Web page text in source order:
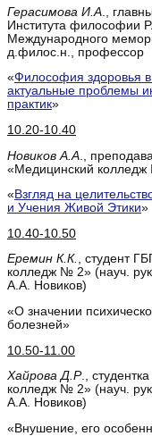
Герасимова И.А .,
Института философии
Международного
д.филос.н., профессор
«Философия здоровья
актуальные проблемы
практик»
10.20-10.40
Новиков А.А .,
«Медицинский
« Взгляд на
и Учения Живой Этики»
10.40-10.50
Еремин К.К. , студент
колледж № 2» (науч.
А.А. Новиков)
«О значении
болезней»
10.50-11.00
Хайрова Д.Р.,
колледж № 2» (науч.
А.А. Новиков)
«Внушение, его